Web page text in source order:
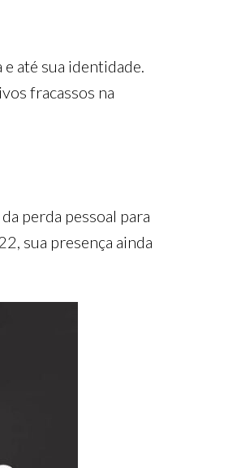
até sua identidade.
fracassos na
perda pessoal para
sua presença ainda